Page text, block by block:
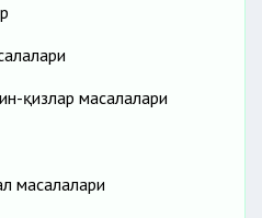
қизлар масалалари
масалалари